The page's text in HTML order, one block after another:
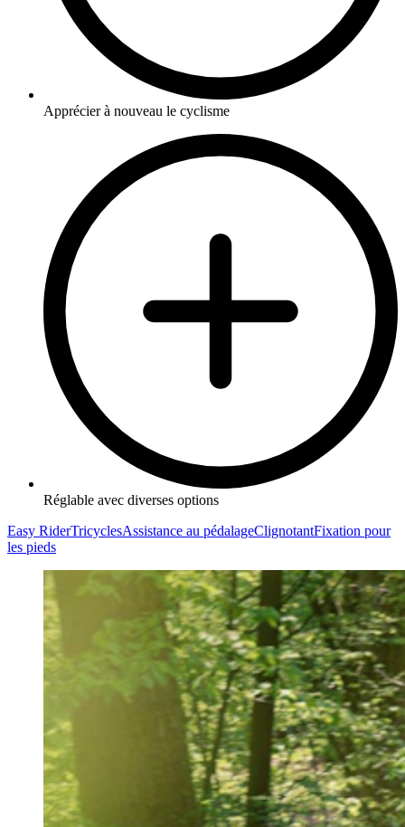
Apprécier à nouveau le cyclisme
Réglable avec diverses options
Easy RiderTricyclesAssistance au pédalageClignotantFixation pour
les pieds